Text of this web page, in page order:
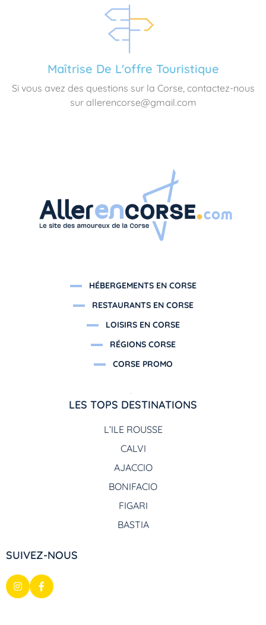
Maîtrise De L'offre Touristique
Si vous avez des questions sur la Corse, contactez-nous
sur allerencorse@gmail.com
HÉBERGEMENTS EN CORSE
RESTAURANTS EN CORSE
LOISIRS EN CORSE
RÉGIONS CORSE
CORSE PROMO
LES TOPS DESTINATIONS
L’ILE ROUSSE
CALVI
AJACCIO
BONIFACIO
FIGARI
BASTIA
SUIVEZ-NOUS